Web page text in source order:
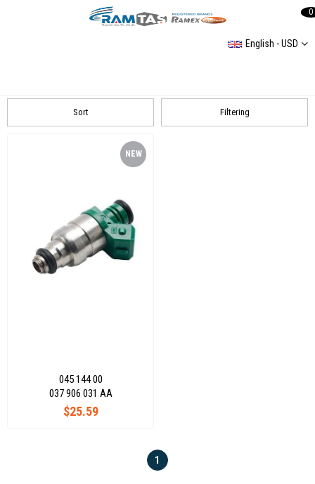
English - USD
0
Filtering
Sort
045 144 00
$25.59
NEW
037 906 031 AA
1